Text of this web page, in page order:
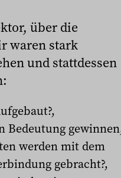
über die
waren stark
und stattdessen
Bedeutung
werden mit dem
gebracht?,